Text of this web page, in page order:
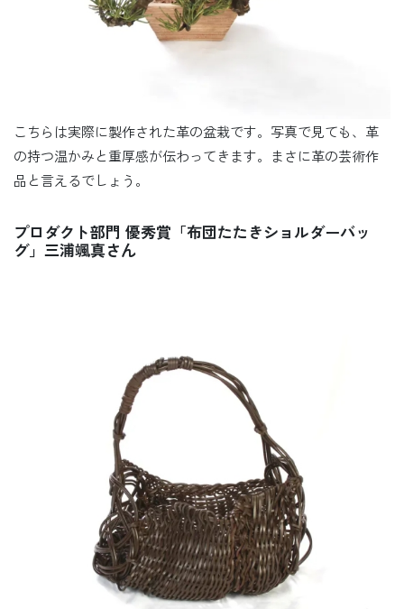
こちらは実際に製作された革の盆栽です。写真で見ても、革
の持つ温かみと重厚感が伝わってきます。まさに革の芸術作
品と言えるでしょう。
プロダクト部門 優秀賞「布団たたきショルダーバッ
グ」三浦颯真さん